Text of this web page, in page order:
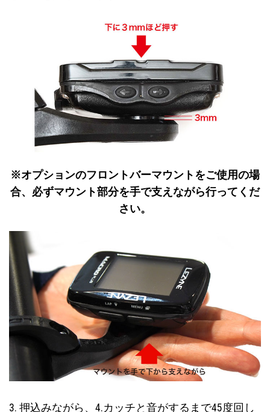
※オプションのフロントバーマウントをご使用の場
合、必ずマウント部分を手で支えながら行ってくだ
さい。
3. 押込みながら、4.カッチと音がするまで45度回し